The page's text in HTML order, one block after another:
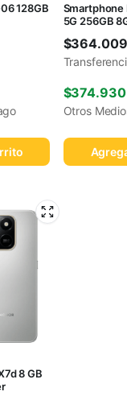
128GB
Smartphone
5G 256GB
$364.009
$374.930
Otros
8 GB